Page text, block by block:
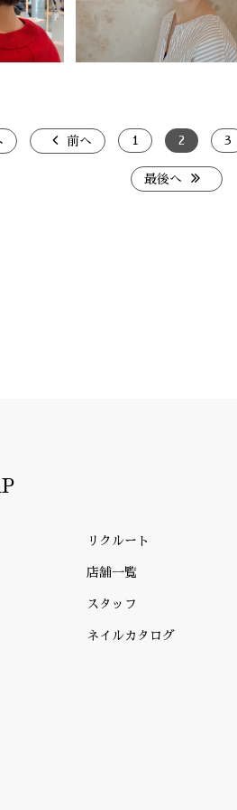
前へ 1 2 3
最後へ
リクルート
店舗一覧
スタッフ
ネイルカタログ